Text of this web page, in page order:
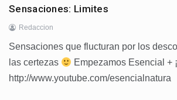
Sensaciones: Limites
Redaccion
Sensaciones que flucturan por los
las certezas
Empezamos Esencial +
http://www.youtube.com/esencialnatura